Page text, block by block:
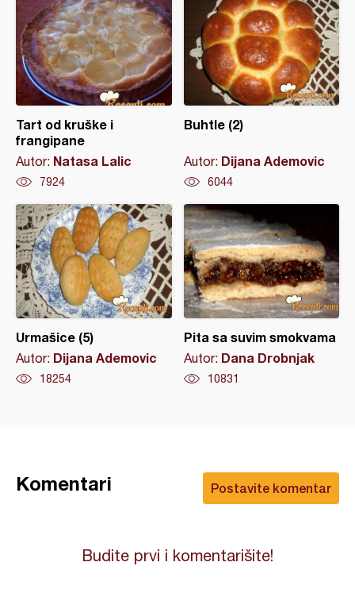
Tart od kruške i
frangipane
Autor: Natasa Lalic
7924
Buhtle (2)
Autor: Dijana Ademovic
6044
Urmašice (5)
Autor: Dijana Ademovic
18254
Pita sa suvim smokvama
Autor: Dana Drobnjak
10831
Postavite komentar
Komentari
Budite prvi i komentarišite!